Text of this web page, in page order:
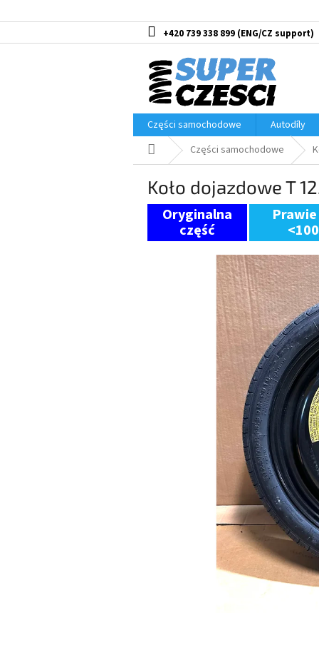
do
+420 739 338 899
Części samochodowe
Autodíly
Home Części samochodowe
Koło dojazdowe T